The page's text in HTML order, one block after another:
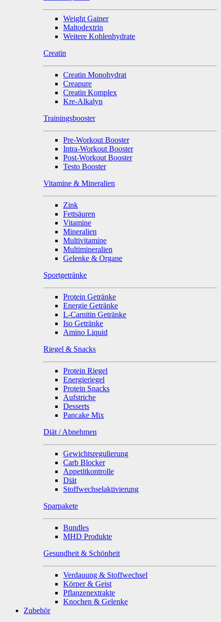
Weight Gainer
Maltodextrin
Weitere Kohlenhydrate
Creatin
Creatin Monohydrat
Creapure
Creatin Komplex
Kre-Alkalyn
Trainingsbooster
Pre-Workout Booster
Intra-Workout Booster
Post-Workout Booster
Testo Booster
Vitamine & Mineralien
Zink
Fettsäuren
Vitamine
Mineralien
Multivitamine
Multimineralien
Gelenke & Organe
Sportgetränke
Protein Getränke
Energie Getränke
L-Carnitin Getränke
Iso Getränke
Amino Liquid
Riegel & Snacks
Protein Riegel
Energieriegel
Protein Snacks
Aufstriche
Desserts
Pancake Mix
Diät / Abnehmen
Gewichtsregulierung
Carb Blocker
Appetitkontrolle
Diät
Stoffwechselaktivierung
Sparpakete
Bundles
MHD Produkte
Gesundheit & Schönheit
Verdauung & Stoffwechsel
Körper & Geist
Pflanzenextrakte
Knochen & Gelenke
Zubehör